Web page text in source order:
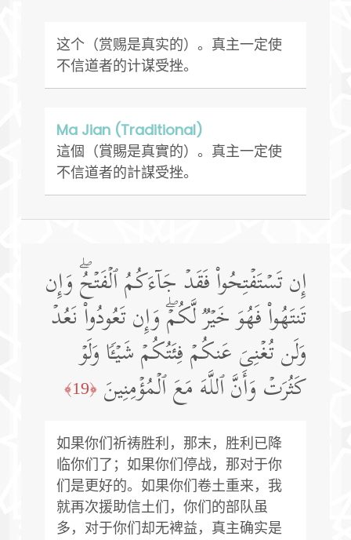
这个（赏赐是真实的）。真主一定使
不信道者的计谋受挫。
Ma Jian (Traditional)
這個（賞賜是真實的）。真主一定使
不信道者的計謀受挫。
إِن تَسۡتَفۡتِحُوا۟ فَقَدۡ جَاۤءَكُمُ ٱلۡفَتۡحُۖ وَإِن
تَنتَهُوا۟ فَهُوَ خَیۡرࣱ لَّكُمۡۖ وَإِن تَعُودُوا۟ نَعُدۡ
وَلَن تُغۡنِیَ عَنكُمۡ فِئَتُكُمۡ شَیۡـࣰٔا وَلَوۡ
كَثُرَتۡ وَأَنَّ ٱللَّهَ مَعَ ٱلۡمُؤۡمِنِینَ ﴿19﴾
如果你们祈祷胜利，那末，胜利已降
临你们了；如果你们停战，那对于你
们是更好的。如果你们卷土重来，我
就再次援助信土们，你们的部队虽
多，对于你们却无裨益，真主确实是